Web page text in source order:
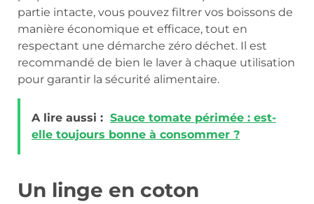
partie intacte, vous pouvez filtrer vos boissons de
manière économique et efficace, tout en
respectant une démarche zéro déchet. Il est
recommandé de bien le laver à chaque utilisation
pour garantir la sécurité alimentaire.
A lire aussi : Sauce tomate périmée : est-
elle toujours bonne à consommer ?
Un linge en coton